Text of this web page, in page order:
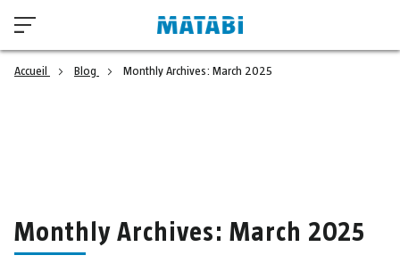
Accueil Blog Monthly Archives: March 2025
Monthly Archives: March 2025